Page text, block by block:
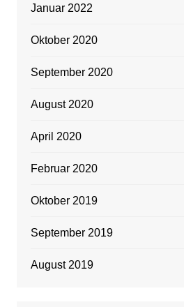
Januar 2022
Oktober 2020
September 2020
August 2020
April 2020
Februar 2020
Oktober 2019
September 2019
August 2019